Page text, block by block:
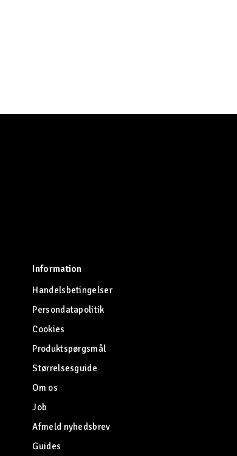
Information
Handelsbetingelser
Persondatapolitik
Cookies
Produktspørgsmål
Størrelsesguide
Om os
Job
Afmeld nyhedsbrev
Guides